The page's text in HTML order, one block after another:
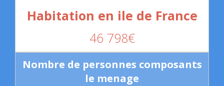
46 798€